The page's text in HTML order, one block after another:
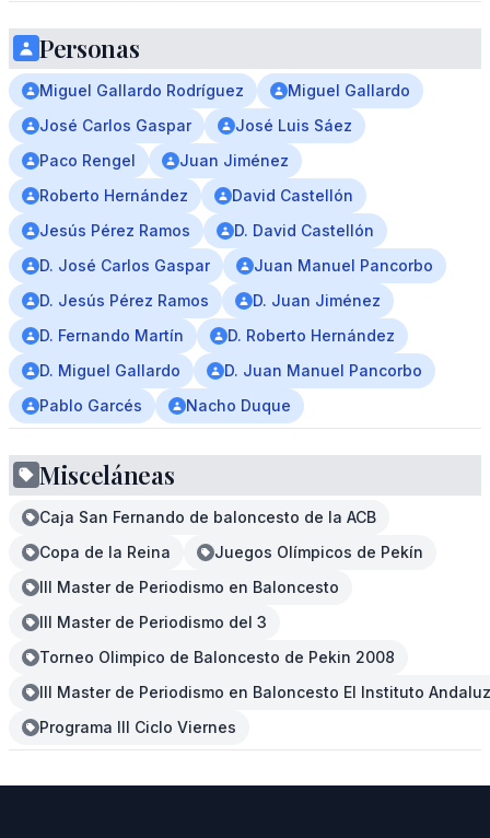
Personas
Miguel Gallardo Rodríguez
Miguel Gallardo
José Carlos Gaspar
José Luis Sáez
Paco Rengel
Juan Jiménez
Roberto Hernández
David Castellón
Jesús Pérez Ramos
D. David Castellón
D. José Carlos Gaspar
Juan Manuel Pancorbo
D. Jesús Pérez Ramos
D. Juan Jiménez
D. Fernando Martín
D. Roberto Hernández
D. Miguel Gallardo
D. Juan Manuel Pancorbo
Pablo Garcés
Nacho Duque
Misceláneas
Caja San Fernando de baloncesto de la ACB
Copa de la Reina
Juegos Olímpicos de Pekín
III Master de Periodismo en Baloncesto
III Master de Periodismo del 3
Torneo Olimpico de Baloncesto de Pekin 2008
III Master de Periodismo en Baloncesto El Instituto
Programa III Ciclo Viernes